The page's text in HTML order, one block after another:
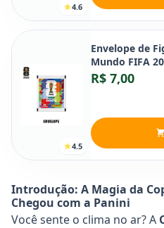
4.6
4.5
Envelope de
Mundo FIFA
R$ 7,00
Introdução: A Magia da
Chegou com a Panini
Você sente o clima no ar? A